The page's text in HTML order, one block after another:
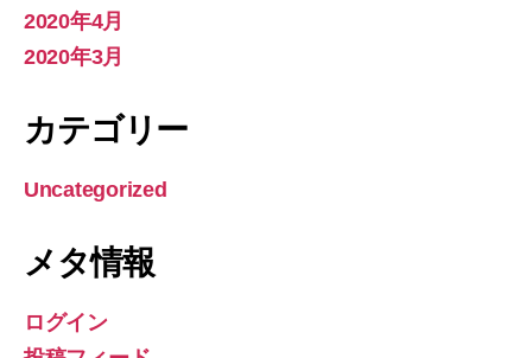
2020年4月
2020年3月
カテゴリー
Uncategorized
メタ情報
ログイン